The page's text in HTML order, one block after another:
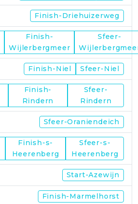
Finish-Driehuizerweg
Finish-
Wijlerbergmeer
Sfeer-
Finish-Niel Sfeer-Niel
Finish-
Rindern
Sfeer-
Rindern
Sfeer-Oraniendeich
Finish-s-
Heerenberg
Sfeer-s-
Heerenberg
Start-Azewijn
Finish-Marmelhorst